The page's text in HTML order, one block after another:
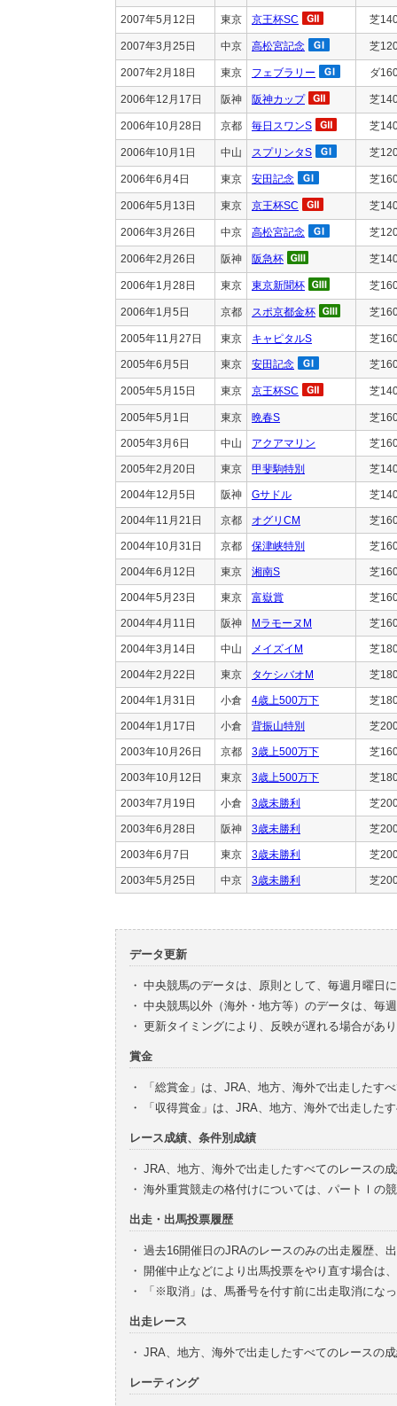
2007年5月12日 東京 京王杯SC 芝
2007年3月25日 中京 高松宮記念 芝
2007年2月18日 東京 フェブラリー ダ
2006年12月17日 阪神 阪神カップ 芝
2006年10月28日 京都 毎日スワンS 芝
2006年10月1日 中山 スプリンタS 芝
2006年6月4日 東京 安田記念 芝
2006年5月13日 東京 京王杯SC 芝
2006年3月26日 中京 高松宮記念 芝
2006年2月26日 阪神 阪急杯 芝
2006年1月28日 東京 東京新聞杯 芝
2006年1月5日 京都 スポ京都金杯 芝
2005年11月27日 東京 キャピタルS 芝
2005年6月5日 東京 安田記念 芝
2005年5月15日 東京 京王杯SC 芝
2005年5月1日 東京 晩春S 芝
2005年3月6日 中山 アクアマリン 芝
2005年2月20日 東京 甲斐駒特別 芝
2004年12月5日 阪神 Gサドル 芝
2004年11月21日 京都 オグリCM 芝
2004年10月31日 京都 保津峡特別 芝
2004年6月12日 東京 湘南S 芝
2004年5月23日 東京 富嶽賞 芝
2004年4月11日 阪神 MラモーヌM 芝
2004年3月14日 中山 メイズイM 芝
2004年2月22日 東京 タケシバオM 芝
2004年1月31日 小倉 4歳上500万下 芝
2004年1月17日 小倉 背振山特別 芝
2003年10月26日 京都 3歳上500万下 芝
2003年10月12日 東京 3歳上500万下 芝
2003年7月19日 小倉 3歳未勝利 芝
2003年6月28日 阪神 3歳未勝利 芝
2003年6月7日 東京 3歳未勝利 芝
2003年5月25日 中京 3歳未勝利 芝
データ更新
・ 中央競馬のデータは、原則として、毎週月曜日
・ 中央競馬以外（海外・地方等）のデータは、毎
・ 更新タイミングにより、反映が遅れる場合があ
賞金
・
「総賞金」は、JRA、地方、海外で出走したす
・
「収得賞金」は、JRA、地方、海外で出走した
レース成績、条件別成績
・ JRA、地方、海外で出走したすべてのレースの
・ 海外重賞競走の格付けについては、パートⅠの
出走・出馬投票履歴
・ 過去16開催日のJRAのレースのみの出走履歴、
・ 開催中止などにより出馬投票をやり直す場合は
・
「※取消」は、馬番号を付す前に出走取消にな
出走レース
・ JRA、地方、海外で出走したすべてのレースの
レーティング